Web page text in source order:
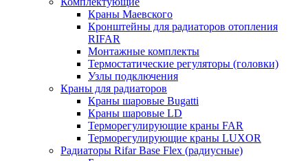
Краны Маевского
Кронштейны для радиаторов отопления
RIFAR
Монтажные комплекты
Термостатические регуляторы (головки)
Узлы подключения
Краны для радиаторов
Краны шаровые Bugatti
Краны шаровые LD
Терморегулирующие краны FAR
Терморегулирующие краны LUXOR
Радиаторы Rifar Base Flex (радиусные)